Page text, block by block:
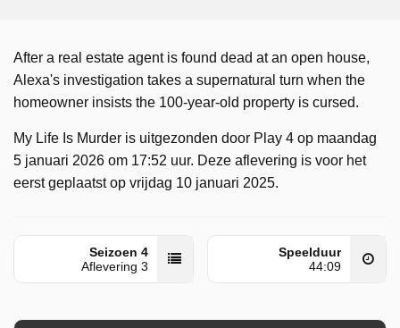
After a real estate agent is found dead at an open house,
Alexa's investigation takes a supernatural turn when the
homeowner insists the 100-year-old property is cursed.
My Life Is Murder is uitgezonden door Play 4 op maandag
5 januari 2026 om 17:52 uur. Deze aflevering is voor het
eerst geplaatst op vrijdag 10 januari 2025.
Seizoen 4
Aflevering 3
Speelduur
44:09